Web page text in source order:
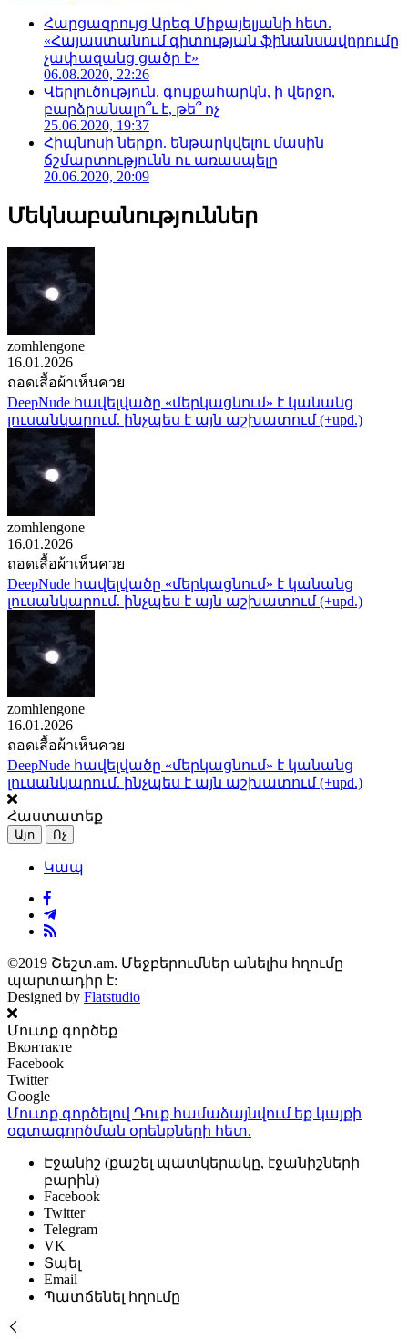
Հարցազրույց Արեգ Միքայելյանի հետ.
«Հայաստանում գիտության ֆինանսավորումը
չափազանց ցածր է»
06.08.2020, 22:26
Վերլուծություն. գույքահարկն, ի վերջո,
բարձրանալո՞ւ է, թե՞ ոչ
25.06.2020, 19:37
Հիպնոսի ներքո. ենթարկվելու մասին
ճշմարտությունն ու առասպելը
20.06.2020, 20:09
Մեկնաբանություններ
zomhlengone
16.01.2026
ถอดเสื้อผ้าเห็นควย
DeepNude հավելվածը «մերկացնում» է կանանց
լուսանկարում. ինչպես է այն աշխատում (+upd.)
zomhlengone
16.01.2026
ถอดเสื้อผ้าเห็นควย
DeepNude հավելվածը «մերկացնում» է կանանց
լուսանկարում. ինչպես է այն աշխատում (+upd.)
zomhlengone
16.01.2026
ถอดเสื้อผ้าเห็นควย
DeepNude հավելվածը «մերկացնում» է կանանց
լուսանկարում. ինչպես է այն աշխատում (+upd.)
Հաստատեք
Այո Ոչ
Կապ
©2019 Շեշտ.am. Մեջբերումներ անելիս հղումը
պարտադիր է:
Designed by Flatstudio
Մուտք գործեք
Вконтакте
Facebook
Twitter
Google
Մուտք գործելով Դուք համաձայնվում եք կայքի
օգտագործման օրենքների հետ.
Էջանիշ (քաշել պատկերակը, էջանիշների
բարին)
Facebook
Twitter
Telegram
VK
Տպել
Email
Պատճենել հղումը